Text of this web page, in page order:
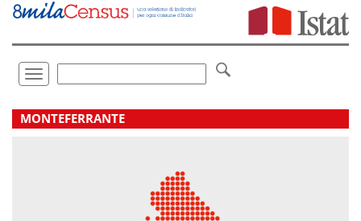
Vai
direttamente
Toggle
navigation
.
MONTEFERRANTE